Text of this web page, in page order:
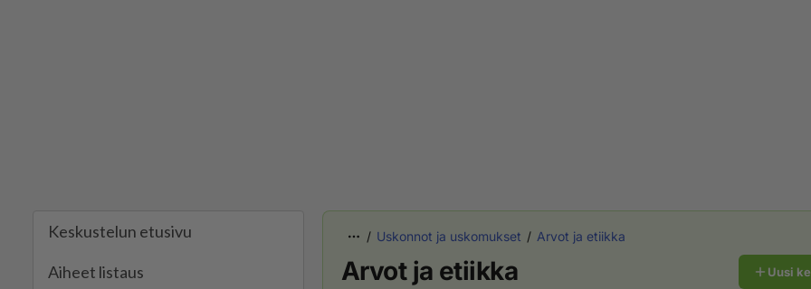
Keskustelun etusivu
Aiheet listaus
Uskonnot ja uskomukset Arvot ja etiikka
Arvot ja etiikka Uusi